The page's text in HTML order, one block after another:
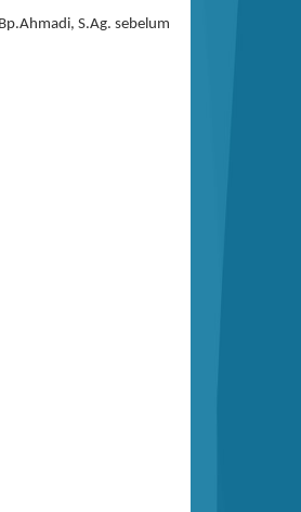
S.Ag. sebelum